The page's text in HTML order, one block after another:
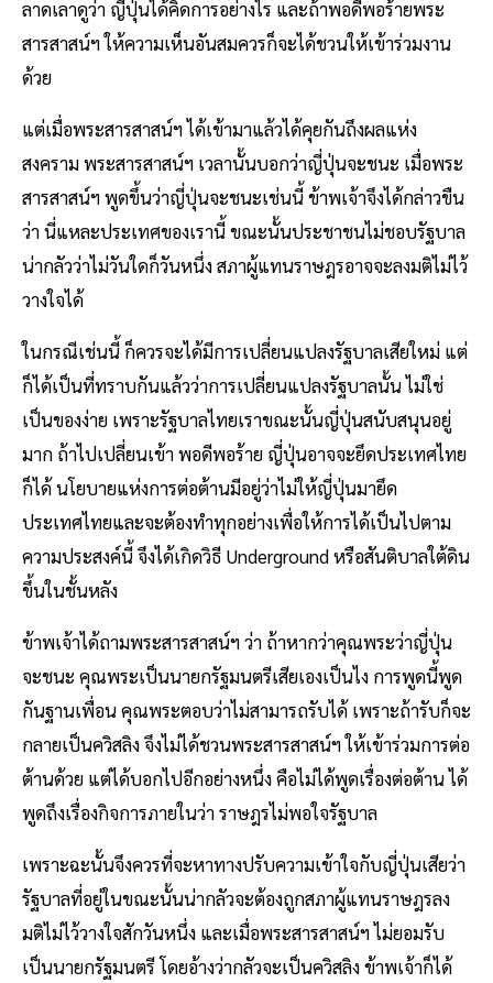
ลาดเลาดูว่า ญี่ปุ่นได้คิดการอย่างไร และถ้าพอดีพอร้ายพระ
สารสาสน์ฯ ให้ความเห็นอันสมควรก็จะได้ชวนให้เข้าร่วมงาน
ด้วย
แต่เมื่อพระสารสาสน์ฯ ได้เข้ามาแล้วได้คุยกันถึงผลแห่ง
สงคราม พระสารสาสน์ฯ เวลานั้นบอกว่าญี่ปุ่นจะชนะ เมื่อพระ
สารสาสน์ฯ พูดขึ้นว่าญี่ปุ่นจะชนะเช่นนี้ ข้าพเจ้าจึงได้กล่าวขืน
ว่า นี่แหละประเทศของเรานี้ ขณะนั้นประชาชนไม่ชอบรัฐบาล
น่ากลัวว่าไม่วันใดก็วันหนึ่ง สภาผู้แทนราษฎรอาจจะลงมติไม่ไว้
วางใจได้
ในกรณีเช่นนี้ ก็ควรจะได้มีการเปลี่ยนแปลงรัฐบาลเสียใหม่ แต่
ก็ได้เป็นที่ทราบกันแล้วว่าการเปลี่ยนแปลงรัฐบาลนั้น ไม่ใช่
เป็นของง่าย เพราะรัฐบาลไทยเราขณะนั้นญี่ปุ่นสนับสนุนอยู่
มาก ถ้าไปเปลี่ยนเข้า พอดีพอร้าย ญี่ปุ่นอาจจะยึดประเทศไทย
ก็ได้ นโยบายแห่งการต่อต้านมีอยู่ว่าไม่ให้ญี่ปุ่นมายึด
ประเทศไทยและจะต้องทำทุกอย่างเพื่อให้การได้เป็นไปตาม
ความประสงค์นี้ จึงได้เกิดวิธี Underground หรือสันติบาลใต้ดิน
ขึ้นในชั้นหลัง
ข้าพเจ้าได้ถามพระสารสาสน์ฯ ว่า ถ้าหากว่าคุณพระว่าญี่ปุ่น
จะชนะ คุณพระเป็นนายกรัฐมนตรีเสียเองเป็นไง การพูดนี้พูด
กันฐานเพื่อน คุณพระตอบว่าไม่สามารถรับได้ เพราะถ้ารับก็จะ
กลายเป็นควิสลิง จึงไม่ได้ชวนพระสารสาสน์ฯ ให้เข้าร่วมการต่อ
ต้านด้วย แต่ได้บอกไปอีกอย่างหนึ่ง คือไม่ได้พูดเรื่องต่อต้าน ได้
พูดถึงเรื่องกิจการภายในว่า ราษฎรไม่พอใจรัฐบาล
เพราะฉะนั้นจึงควรที่จะหาทางปรับความเข้าใจกับญี่ปุ่นเสียว่า
รัฐบาลที่อยู่ในขณะนั้นน่ากลัวจะต้องถูกสภาผู้แทนราษฎรลง
มติไม่ไว้วางใจสักวันหนึ่ง และเมื่อพระสารสาสน์ฯ ไม่ยอมรับ
เป็นนายกรัฐมนตรี โดยอ้างว่ากลัวจะเป็นควิสลิง ข้าพเจ้าก็ได้